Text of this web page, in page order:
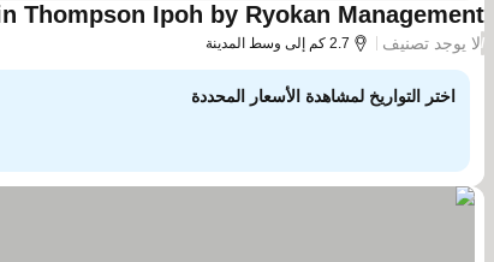
Thompson Ipoh by Ryokan Management
/لا يوجد تصنيف 2.7 كم إلى وسط المدينة
اختر التواريخ لمشاهدة الأسعار المحددة